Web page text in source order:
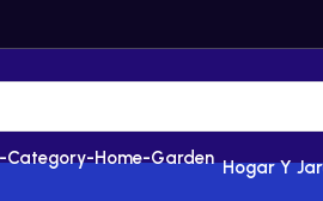
Hogar Y